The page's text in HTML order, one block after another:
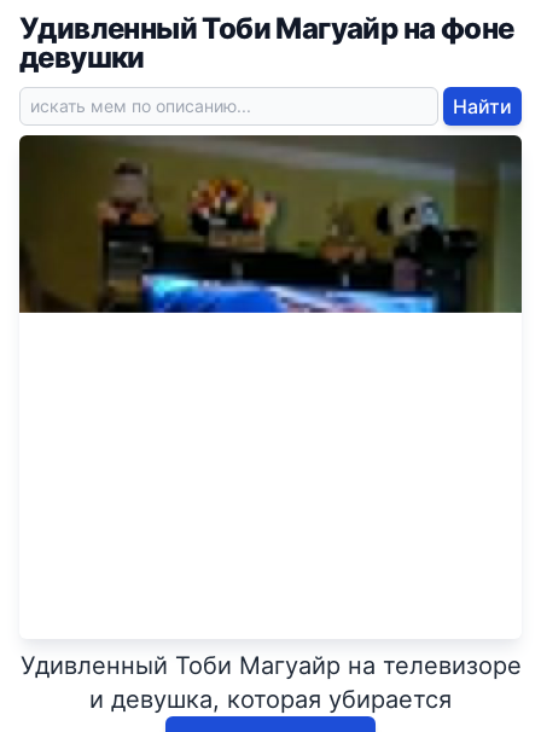
Удивленный Тоби Магуайр на фоне
девушки
Найти
Удивленный Тоби Магуайр на телевизоре
и девушка, которая убирается